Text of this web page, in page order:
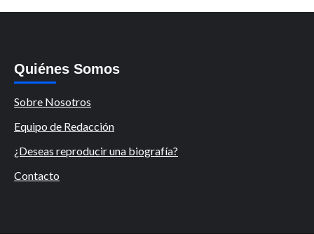
Quiénes Somos
Sobre Nosotros
Equipo de Redacción
¿Deseas reproducir una biografía?
Contacto